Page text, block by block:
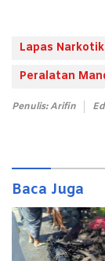
Lapas
Peralatan
Penulis: Arifin
Baca Juga